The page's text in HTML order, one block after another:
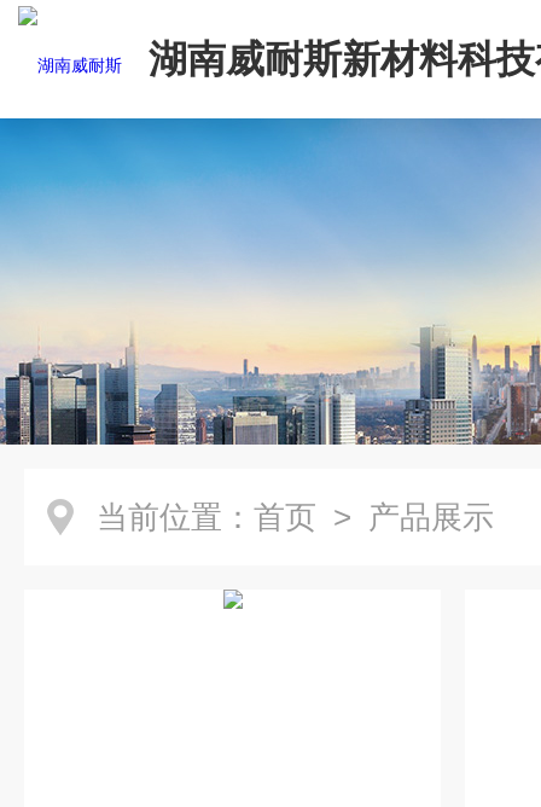
湖南威耐斯新材料科
司
当前位置： 首页 > 产品展示